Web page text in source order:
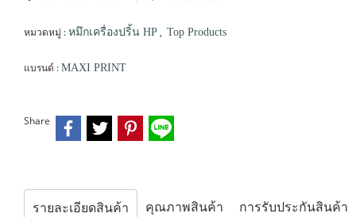
หมวดหมู่ : หมึกเครื่องปริ้น HP , Top Products
แบรนด์ : MAXI PRINT
Share
รายละเอียดสินค้า คุณภาพสินค้า การรับประกันสินค้า